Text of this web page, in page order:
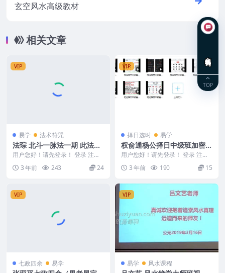
玄空风水高级教材
相关文章
VIP
易学 法术符咒
法琮 北斗一脉法一期 此法为
家传法脉主神为北斗星君
用户您好！请先登录！ 登录 注册
北斗一脉法一期 法琮北斗一期238
元 Y230...
3 年前 243 24
VIP
择日选时 易学
权俞通杨公择日中级班加密9
集视频课程
用户您好！请先登录！ 登录 注册
权俞通杨公择日中级班加密 权俞
通杨公择日中级...
3 年前 190 15
VIP
七政四余 易学
VIP
易学 风水课程
TOP